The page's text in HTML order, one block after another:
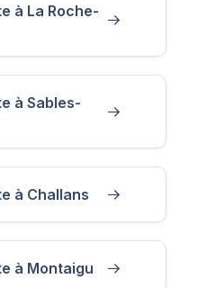
à La Roche-
à Sables-
à Challans
à Montaigu